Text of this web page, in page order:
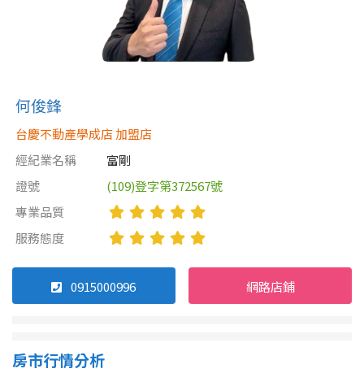
何俊鋒
台慶不動產學成店 加盟店
經紀業名稱
富剛
證號
(109)登字第372567號
專業品質
服務態度
0915000996 網路店鋪
房市行情分析